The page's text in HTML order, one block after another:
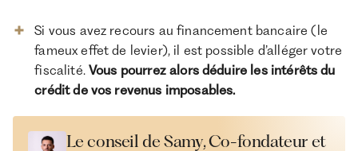
Si vous avez recours au financement bancaire (le
fameux effet de levier), il est possible d’alléger votre
fiscalité. Vous pourrez alors déduire les intérêts du
crédit de vos revenus imposables.
Le conseil de Samy, Co-fondateur et